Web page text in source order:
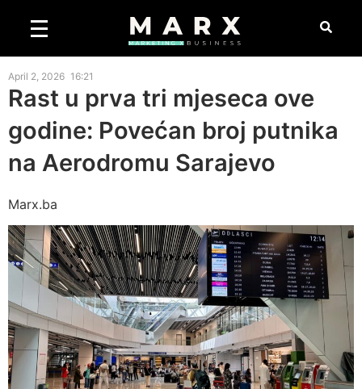
April 2, 2026 16:21
Rast u prva tri mjeseca ove
godine: Povećan broj putnika
na Aerodromu Sarajevo
Marx.ba